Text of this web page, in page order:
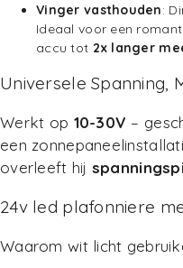
Vinger vasthouden:
Ideaal voor een
accu tot 2x langer
Universele Spanning,
Werkt op 10-30V –
een
overleeft hij
24v led plafonniere
Waarom wit licht